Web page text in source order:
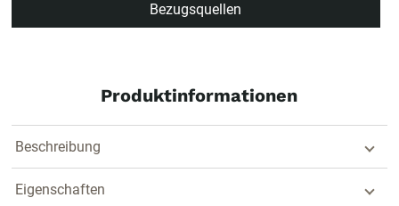
Bezugsquellen
Produktinformationen
Beschreibung
Eigenschaften